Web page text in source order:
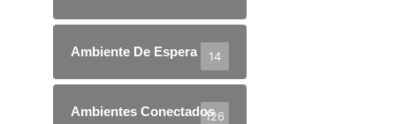
Ambiente De Espera 14
Ambientes Conectados126